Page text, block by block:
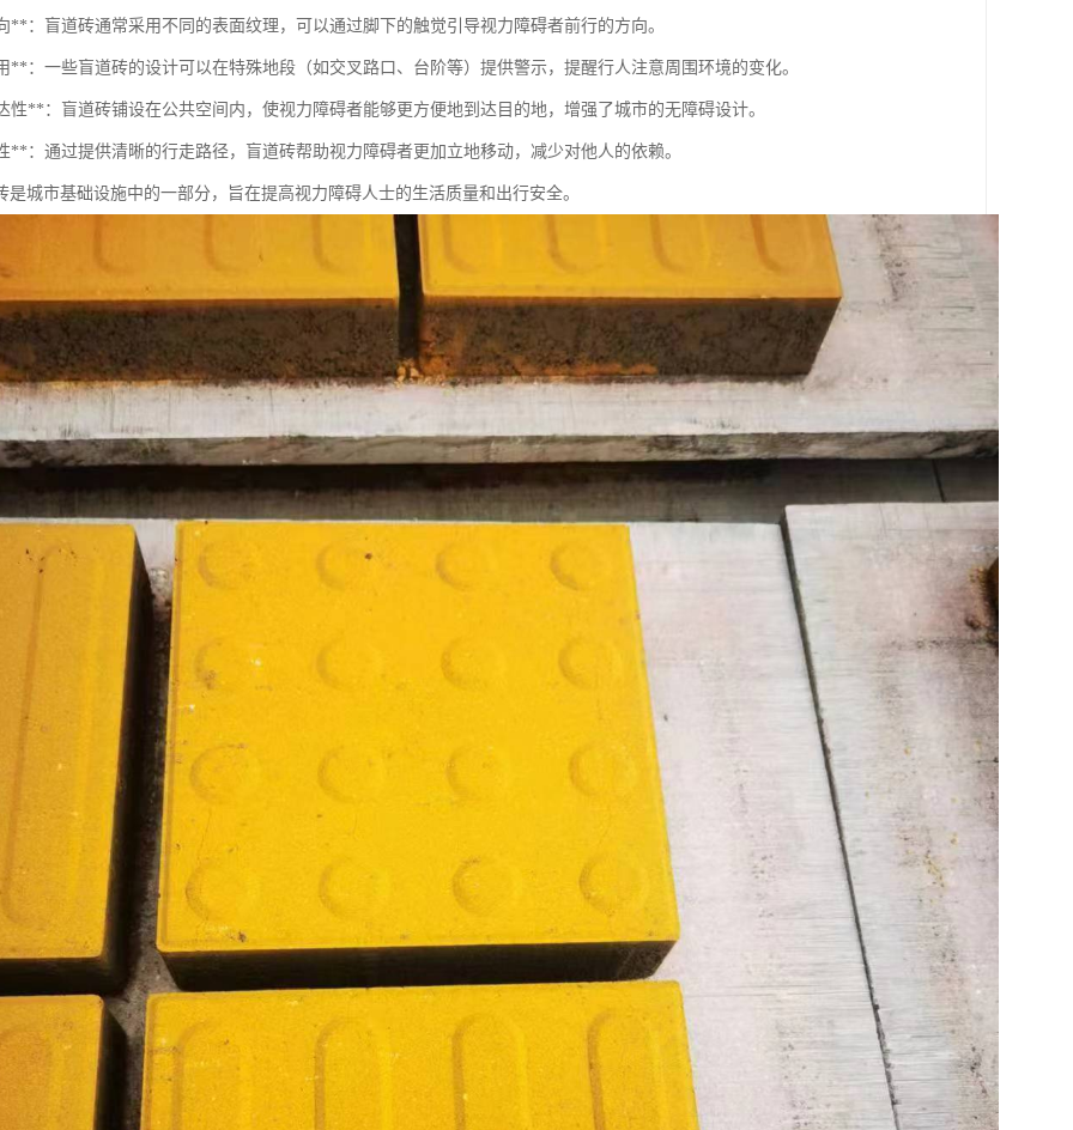
**：盲道砖通常采用不同的表面纹理，可以通过脚下的触觉引导视力障碍者前行的方向。
**：一些盲道砖的设计可以在特殊地段（如交叉路口、台阶等）提供警示，提醒行人注意周围环境的变化。
性**：盲道砖铺设在公共空间内，使视力障碍者能够更方便地到达目的地，增强了城市的无障碍设计。
**：通过提供清晰的行走路径，盲道砖帮助视力障碍者更加立地移动，减少对他人的依赖。
是城市基础设施中的一部分，旨在提高视力障碍人士的生活质量和出行安全。